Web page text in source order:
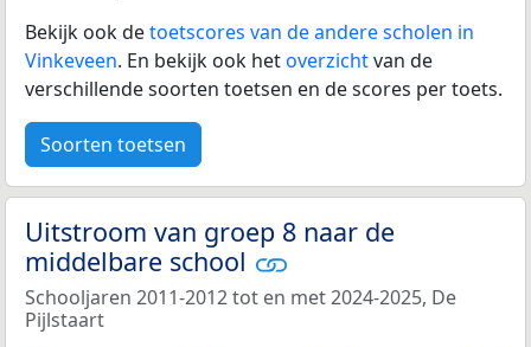
Bekijk ook detoetscores van de andere scholen in
Vinkeveen. En bekijk ook hetoverzichtvan de
verschillende soorten toetsen en de scores per toets.
Soorten toetsen
Uitstroom van groep 8 naar de
middelbare school
Schooljaren 2011-2012 tot en met 2024-2025, De
Pijlstaart